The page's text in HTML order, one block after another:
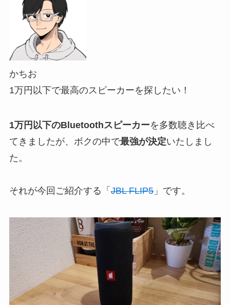
かちお
1万円以下で最高のスピーカーを探したい！
1万円以下のBluetoothスピーカーを多数聴き比べ
てきましたが、ボクの中で最強が決定いたしまし
た。
それが今回ご紹介する「 JBL FLIP5」です。